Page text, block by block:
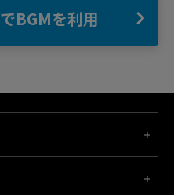
でBGMを利用